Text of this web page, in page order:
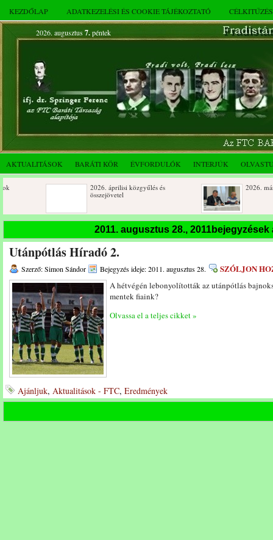
KEZDŐLAP ADATKEZELÉSI ÉS COOKIE TÁJÉKOZTATÓ
2026. augusztus 7.péntek
AKTUALITÁSOK BARÁTI KÖR ÉVFORDULÓK INTERJÚK
2026. áprilisi közgyűlés és
összejövetel
2026. márciusi
Születésnapi koszorúzások
Rendkívüli
novemberi
Az FTC Baráti Kör 2025. októberi
összejövetel
2011. augusztus 28.,
Utánpótlás Híradó 2.
Szerző: Simon Sándor Bejegyzés ideje: 2011. augusztus 28. SZÓLJON
A hétvégén lebonyolították az utánpótlás
mentek fiaink?
Olvassa el a teljes cikket »
Ajánljuk, Aktualitások - FTC, Eredmények